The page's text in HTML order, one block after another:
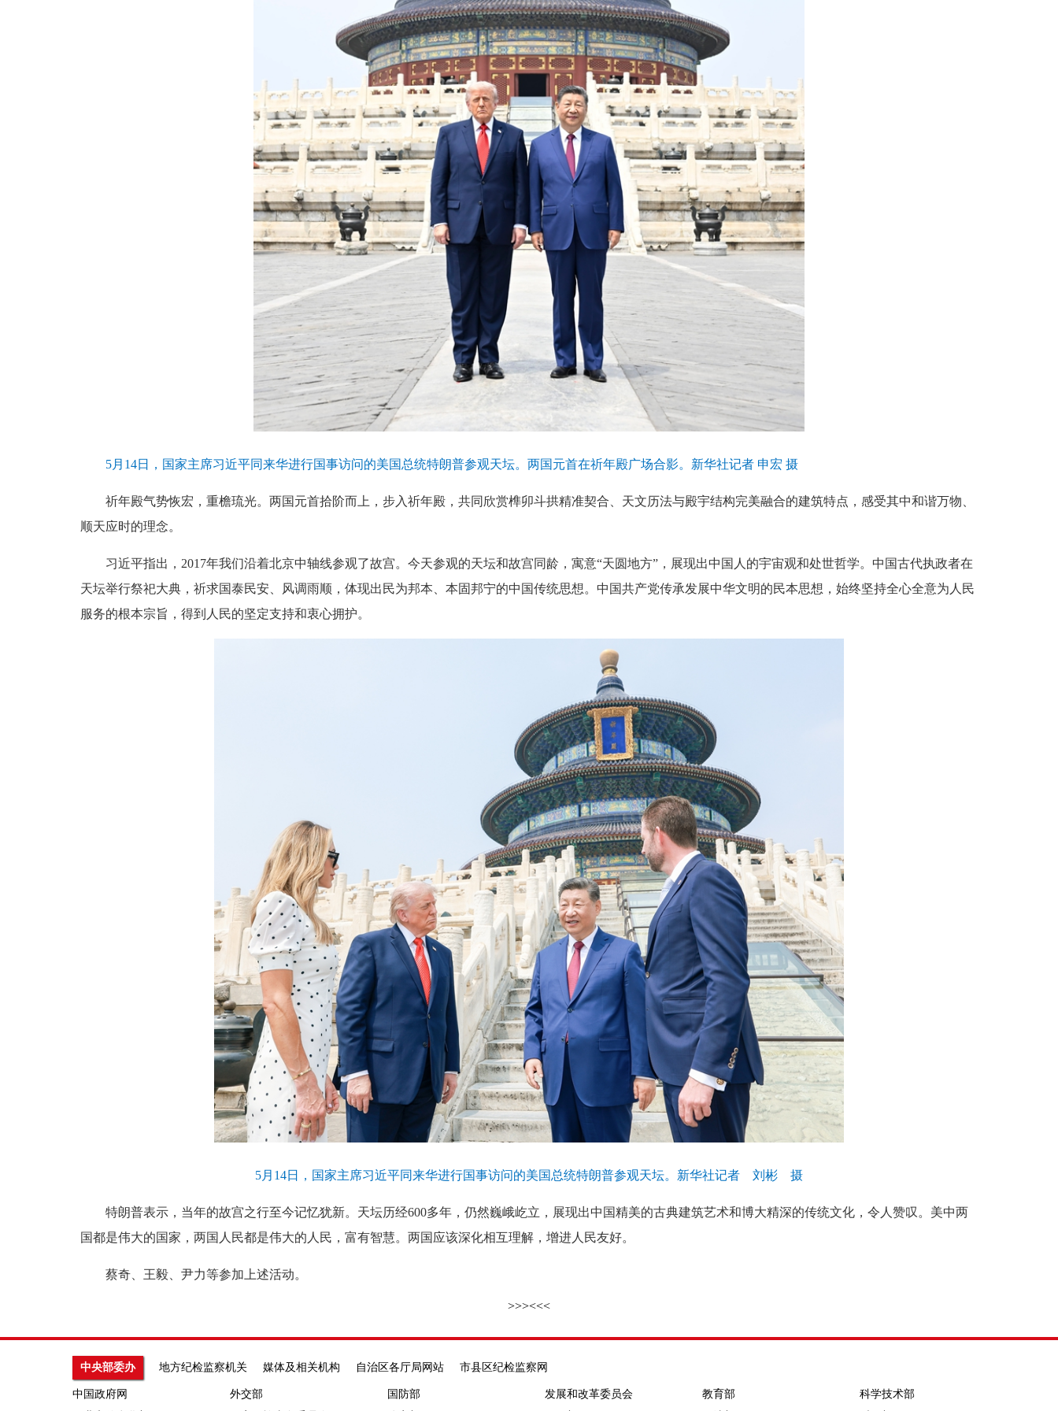
5月14日，国家主席习近平同来华进行国事访问的美国总统特朗普参观天坛。两国元首在祈年殿广场合影。新华社记者 申宏 摄
祈年殿气势恢宏，重檐琉光。两国元首拾阶而上，步入祈年殿，共同欣赏榫卯斗拱精准契合、天文历法与殿宇结构完美融合的建筑特点，感受其中和谐万物、
顺天应时的理念。
习近平指出，2017年我们沿着北京中轴线参观了故宫。今天参观的天坛和故宫同龄，寓意“天圆地方”，展现出中国人的宇宙观和处世哲学。中国古代执政者在
天坛举行祭祀大典，祈求国泰民安、风调雨顺，体现出民为邦本、本固邦宁的中国传统思想。中国共产党传承发展中华文明的民本思想，始终坚持全心全意为人民
服务的根本宗旨，得到人民的坚定支持和衷心拥护。
5月14日，国家主席习近平同来华进行国事访问的美国总统特朗普参观天坛。新华社记者 刘彬 摄
特朗普表示，当年的故宫之行至今记忆犹新。天坛历经600多年，仍然巍峨屹立，展现出中国精美的古典建筑艺术和博大精深的传统文化，令人赞叹。美中两
国都是伟大的国家，两国人民都是伟大的人民，富有智慧。两国应该深化相互理解，增进人民友好。
蔡奇、王毅、尹力等参加上述活动。
>>><<<
中央部委办 地方纪检监察机关 媒体及相关机构 自治区各厅局网站 市县区纪检监察网
中国政府网 外交部 国防部 发展和改革委员会 教育部
科学技术部